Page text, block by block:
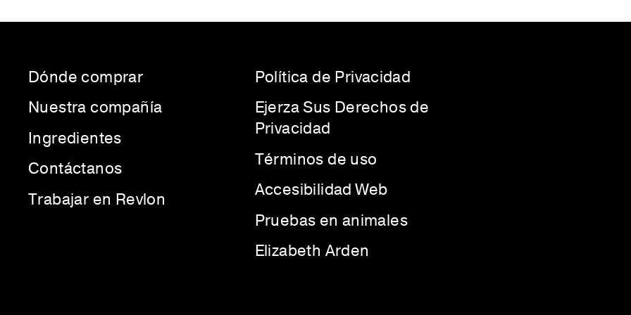
Dónde comprar
Nuestra compañía
Ingredientes
Contáctanos
Trabajar en Revlon
Política de Privacidad
Ejerza Sus Derechos de
Privacidad
Términos de uso
Accesibilidad Web
Pruebas en animales
Elizabeth Arden